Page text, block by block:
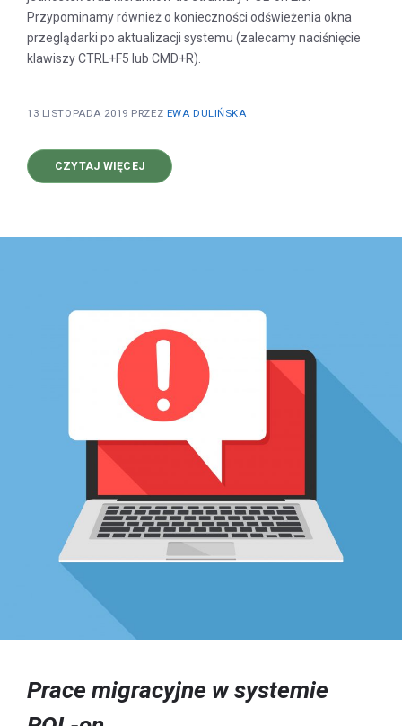
Przypominamy również o konieczności odświeżenia okna
przeglądarki po aktualizacji systemu (zalecamy naciśnięcie
klawiszy CTRL+F5 lub CMD+R).
13 LISTOPADA 2019 PRZEZ EWA DULIŃSKA
CZYTAJ WIĘCEJO
NOWA
WERSJA
Prace migracyjne w systemie